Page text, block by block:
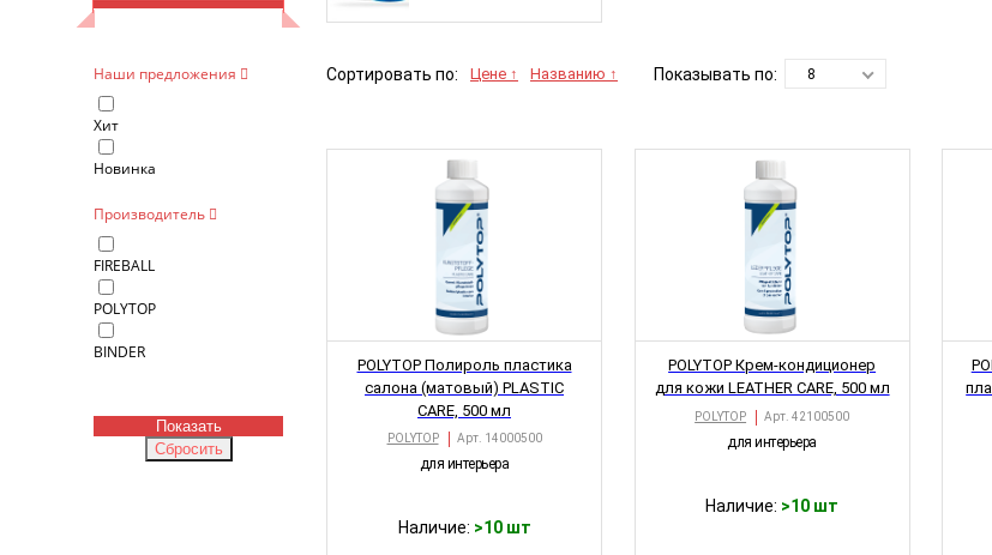
Наши предложения
Хит
Новинка
Производитель
FIREBALL
POLYTOP
BINDER
Сортировать по: Цене ↑ Названию ↑ Показывать по: 8
POLYTOP Полироль пластика
салона (матовый) PLASTIC
CARE, 500 мл
Арт. 14000500
POLYTOP
для интерьера
Наличие: >10 шт
POLYTOP Крем-кондиционер
для кожи LEATHER CARE, 500 мл
Арт.42100500
POLYTOP
для интерьера
Наличие: >10 шт